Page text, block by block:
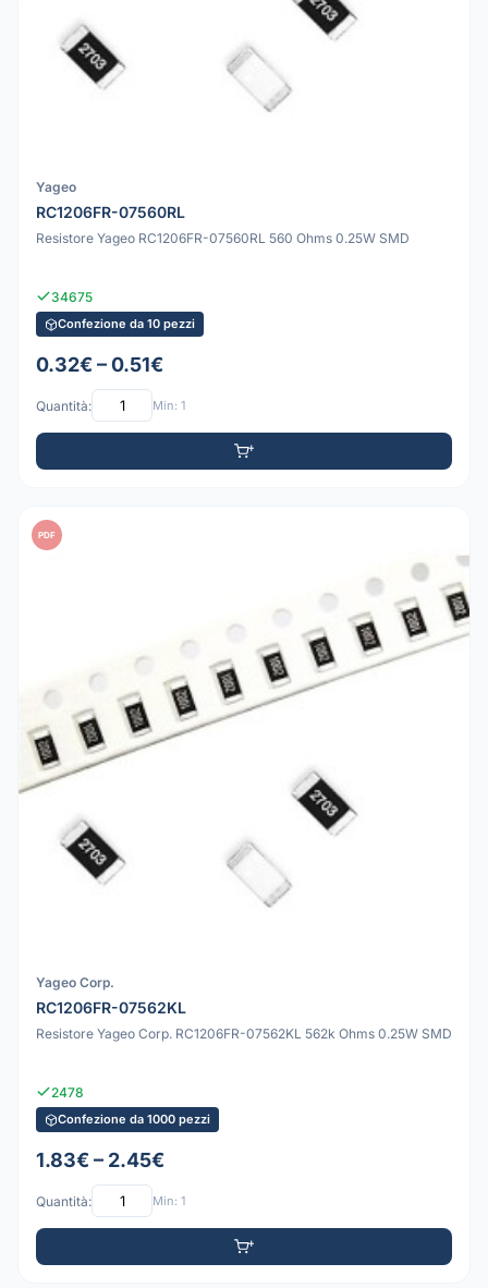
Yageo
RC1206FR-07560RL
Resistore Yageo RC1206FR-07560RL 560 Ohms 0.25W SMD
34675
Confezione da 10 pezzi
0.32€ – 0.51€
Quantità: Min: 1
PDF
Yageo Corp.
RC1206FR-07562KL
Resistore Yageo Corp. RC1206FR-07562KL 562k Ohms 0.25W SMD
2478
Confezione da 1000 pezzi
1.83€ – 2.45€
Quantità: Min: 1